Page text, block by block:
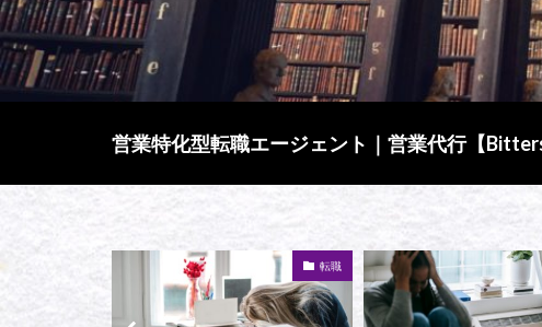
営業特化型転職エージェント｜営業代行【
転職 営